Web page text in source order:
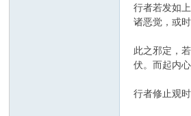
行者若发如
诸恶觉，或
此之邪定，
伏。而起内
行者修止观